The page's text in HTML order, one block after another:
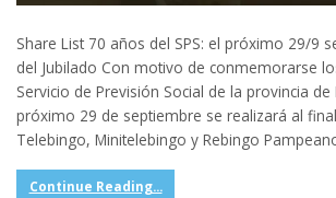
Share List 70 años del SPS: el próximo 29/9
del Jubilado Con motivo de conmemorarse
Servicio de Previsión Social de la provincia de
próximo 29 de septiembre se realizará al
Telebingo, Minitelebingo y Rebingo
Continue Reading...